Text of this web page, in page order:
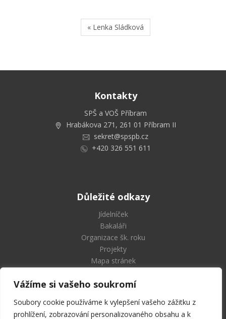
Vážíme si vašeho soukromí
Soubory cookie používáme k vylepšení vašeho zážitku z
prohlížení, zobrazování personalizovaného obsahu a k
« Lenka Sládková
Kontakty
SPŠ a VOŠ Příbram
Hrabákova 271, 261 01 Příbram II
sekret@spspb.cz
+420 326 551 611
Důležité odkazy
Jídelníček
Bakaláři
Organizace šk. roku
Projekty
Mapa stránek
Střední průmyslová škola
a Vyšší odborná škola Příbram